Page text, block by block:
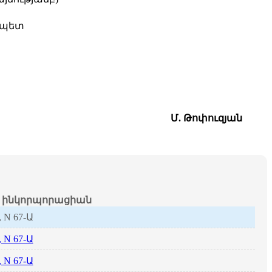
պետ
Մ. Թոփուզյան
N 67-Ա
N 67-Ա
N 67-Ա